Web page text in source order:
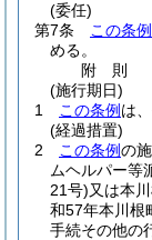
(委任)
第7条
この条例
める。
附 則
(施行期日)
1
この条例 は
(経過措置)
2
この条例の
ムヘルパー等
21号)又は本
和57年本川根
手続その他の